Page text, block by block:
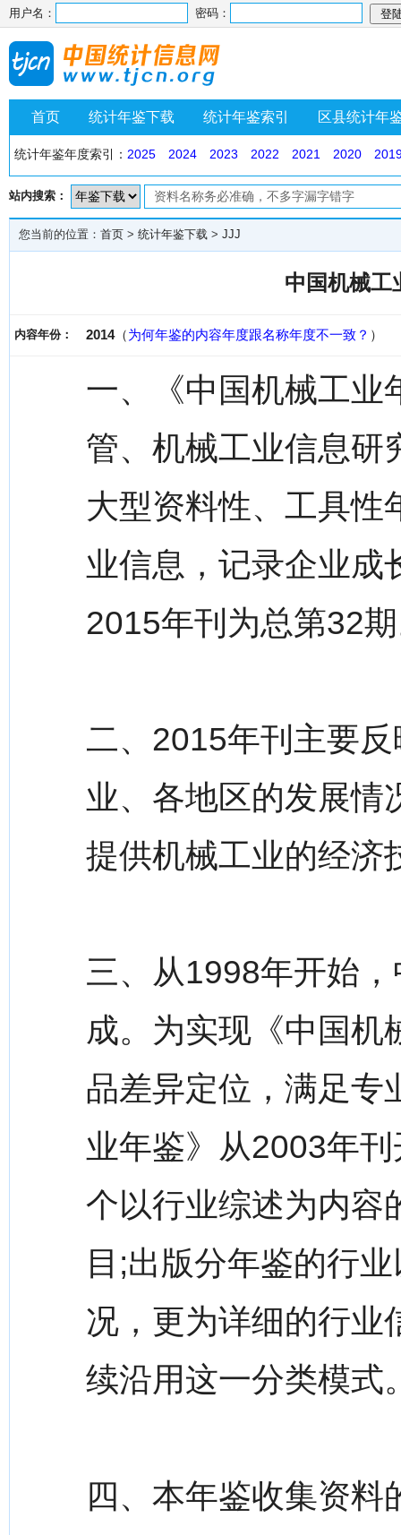
用户名： 密码：
首页 统计年鉴下载 统计年鉴索引 区县统计年
统计年鉴年度索引： 2025 2024 2023 2022 2021 2020
站内搜索：
您当前的位置： 首页 > 统计年鉴下载 > JJJ
中国机械工
内容年份： 2014（为何年鉴的内容年度跟名称年度不一致？ ）
一、《中国机械工业
管、机械工业信息研
大型资料性、工具性
业信息，记录企业成
2015年刊为总第32
二、2015年刊主要
业、各地区的发展情
提供机械工业的经济
三、从1998年开始
成。为实现《中国机
品差异定位，满足专
业年鉴》从2003年
个以行业综述为内容
目;出版分年鉴的行
况，更为详细的行业
续沿用这一分类模式
四、本年鉴收集资